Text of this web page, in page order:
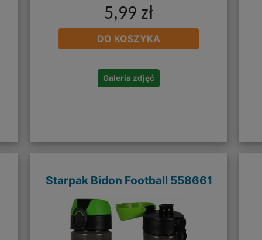
5,99 zł
DO KOSZYKA
Galeria zdjęć
Starpak Bidon Football 558661